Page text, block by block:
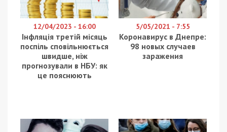
12/04/2023 - 16:00
Інфляція третій місяць
поспіль сповільнюється
швидше, ніж
прогнозували в НБУ: як
це пояснюють
5/05/2021 - 7:55
Коронавирус в Днепре:
98 новых случаев
заражения